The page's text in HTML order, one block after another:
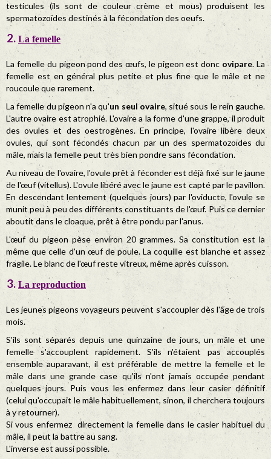
testicules (ils sont de couleur crème et mous) produisent les
spermatozoïdes destinés à la fécondation des oeufs.
La femelle
La femelle du pigeon pond des œufs, le pigeon est donc ovipare. La
femelle est en général plus petite et plus fine que le mâle et ne
roucoule que rarement.
La femelle du pigeon n'a qu'un seul ovaire, situé sous le rein gauche.
L'autre ovaire est atrophié. L'ovaire a la forme d'une grappe, il produit
des ovules et des oestrogènes. En principe, l'ovaire libère deux
ovules, qui sont fécondés chacun par un des spermatozoïdes du
mâle, mais la femelle peut très bien pondre sans fécondation.
Au niveau de l'ovaire, l'ovule prêt à féconder est déjà fixé sur le jaune
de l'œuf (vitellus). L'ovule libéré avec le jaune est capté par le pavillon.
En descendant lentement (quelques jours) par l'oviducte, l'ovule se
munit peu à peu des différents constituants de l'œuf. Puis ce dernier
aboutit dans le cloaque, prêt à être pondu par l'anus.
L'œuf du pigeon pèse environ 20 grammes. Sa constitution est la
même que celle d'un œuf de poule. La coquille est blanche et assez
fragile. Le blanc de l'œuf reste vitreux, même après cuisson.
La reproduction
Les jeunes pigeons voyageurs peuvent s'accoupler dès l'âge de trois
mois.
S'ils sont séparés depuis une quinzaine de jours, un mâle et une
femelle s'accouplent rapidement. S'ils n'étaient pas accouplés
ensemble auparavant, il est préférable de mettre la femelle et le
mâle dans une grande case qu'ils n'ont jamais occupée pendant
quelques jours. Puis vous les enfermez dans leur casier définitif
(celui qu'occupait le mâle habituellement, sinon, il cherchera toujours
à y retourner).
Si vous enfermez directement la femelle dans le casier habituel du
mâle, il peut la battre au sang.
L'inverse est aussi possible.